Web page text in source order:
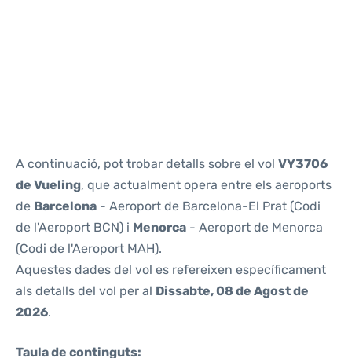
A continuació, pot trobar detalls sobre el vol VY3706
de Vueling, que actualment opera entre els aeroports
de Barcelona - Aeroport de Barcelona-El Prat (Codi
de l'Aeroport BCN) i Menorca - Aeroport de Menorca
(Codi de l'Aeroport MAH).
Aquestes dades del vol es refereixen específicament
als detalls del vol per al Dissabte, 08 de Agost de
2026.
Taula de continguts: